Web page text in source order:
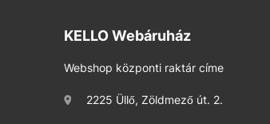
KELLO Webáruház
Webshop központi raktár címe
2225 Üllő, Zöldmező út. 2.